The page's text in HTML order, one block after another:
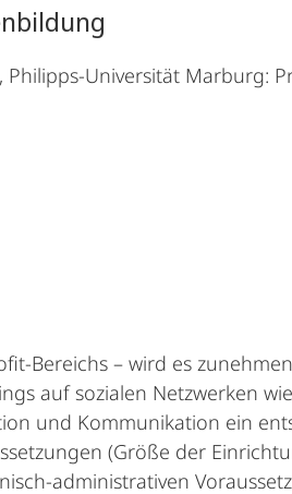
Universität Marburg:
Bereichs – wird es
auf sozialen Netzwerken
und Kommunikation ein
(Größe der
administrativen